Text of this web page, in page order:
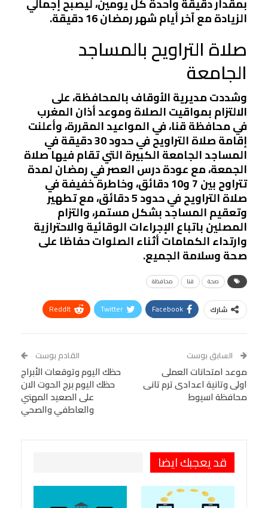
الزيادة مع آخر أيام شهر رمضان 16 دقيقة.
صلاة التراويح بالمساجد
الجامعة
وشددت مديرية الأوقاف بالمحافظة، على
الالتزام بمواقيت الصلاة وموعد أذان المغرب
في محافظة قنا، في المواعيد المقررة، وأعلنت
إقامة صلاة التراويح في حدود 30 دقيقة في
المساجد الجامعة الكبيرة التي تقام فيها صلاة
الجمعة، مع عودة درس العصر في رمضان لمدة
تتراوح بين 7 و10 دقائق، وخاطرة خفيفة في
صلاة التراويح في حدود 5 دقائق، مع تطهير
وتعقيم المساجد بشكل مستمر، والتزام
المصلين باتباع الإجراءات الوقائية والاحترازية
وارتداء الكمامات أثناء الصلوات حفاظا على
صحة وسلامة الجميع.
صحة قنا محافظة
شارك Facebook
Twitter
ReddIt
Tumblr
البريد الإلكتروني
StumbleUpon
VK
Digg
LINE
BlackBerry
Viber
السابق بوست
موعد امتحانات العملى
اولى وتانية اعدادى ترم تانى
محافظة اسيوط
القادم بوست
حظك اليوم وتوقعات الأبراج
حظك اليوم برج الحوت الان
على الصعيد المهني
والعاطفي والصحي
قد يعجبك ايضا